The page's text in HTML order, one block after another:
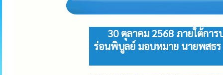
30 ตุลาคม 2568 ภายใต้กา
ร่อนพิบูลย์ มอบหมาย นายพสธร